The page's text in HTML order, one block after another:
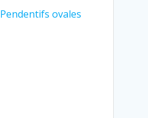
Pendentifs ovales